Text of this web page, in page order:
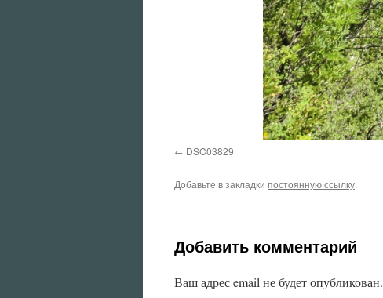
DSC03829
Добавьте в закладки постоянную ссылку.
Добавить комментарий
Ваш адрес email не будет опубликован.